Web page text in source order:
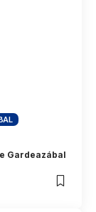
Gardeazábal